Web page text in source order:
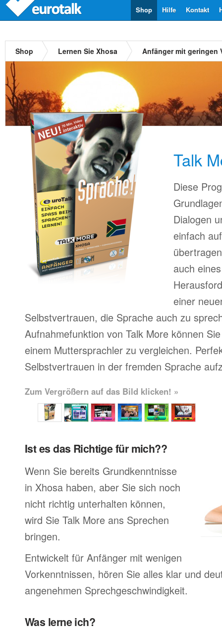
Kontakt
Hilfe
Shop
Shop Lernen Sie Xhosa Anfänger mit geringen
Talk
Diese
Dialogen
einfach
auch
einer
Selbstvertrauen, die Sprache auch zu
Aufnahmefunktion von Talk More können
einem Muttersprachler zu vergleichen.
Selbstvertrauen in der fremden Sprache
Zum Vergrößern auf das Bild klicken! »
Ist es das Richtige für mich??
Wenn Sie bereits Grundkenntnisse
in Xhosa haben, aber Sie sich noch
nicht richtig unterhalten können,
wird Sie Talk More ans Sprechen
bringen.
Entwickelt für Anfänger mit wenigen
Vorkenntnissen, hören Sie alles klar und
angenehmen Sprechgeschwindigkeit.
Was lerne ich?